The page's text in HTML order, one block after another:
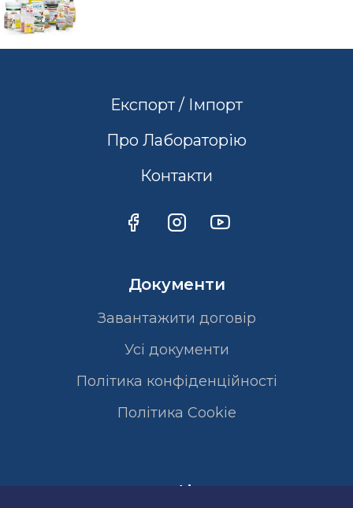
Експорт / Імпорт
Про Лабораторію
Контакти
Документи
Завантажити договір
Усі документи
Політика конфіденційності
Полiтика Cookie
Сертифікати